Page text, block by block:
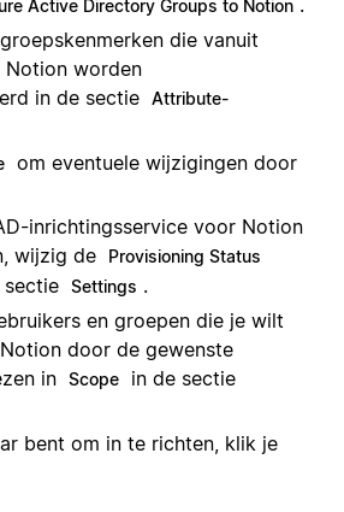
Active Directory Groups to Notion
die vanuit
Notion worden
in de sectie Attribute-
om eventuele wijzigingen door
inrichtingsservice voor Notion
wijzig de
Provisioning Status
sectie Settings .
en groepen die je wilt
door de gewenste
in Scope in de sectie
bent om in te richten, klik je